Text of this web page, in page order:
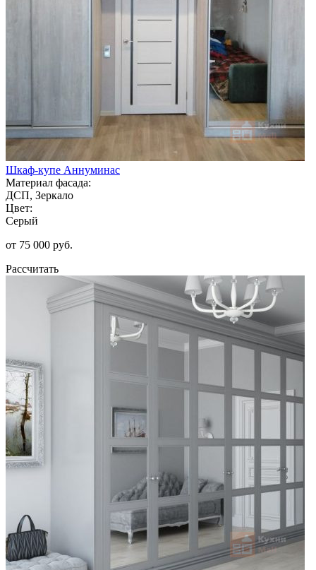
Шкаф-купе Аннуминас
Материал фасада:
ДСП, Зеркало
Цвет:
Серый
от 75 000 руб.
Рассчитать